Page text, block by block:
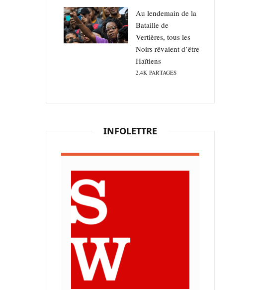
Au lendemain de la
Bataille de
Vertières, tous les
Noirs rêvaient d’être
Haïtiens
2.4K PARTAGES
INFOLETTRE